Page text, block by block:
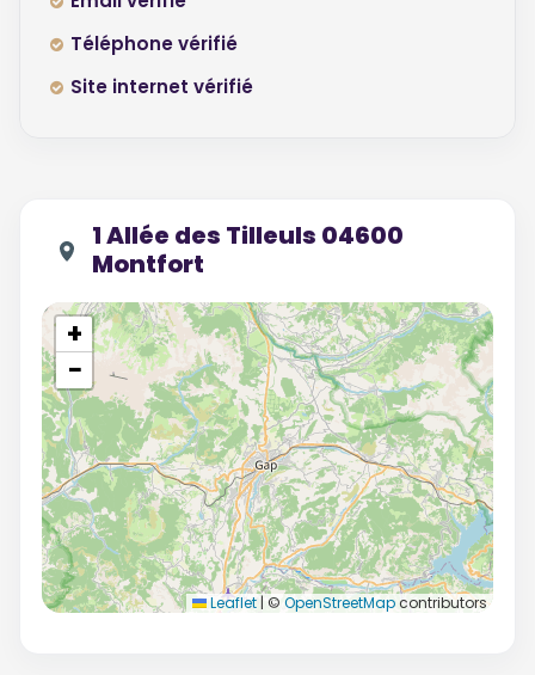
Téléphone vérifié
Site internet vérifié
1 Allée des Tilleuls 04600
Montfort
+
−
Leaflet | © OpenStreetMapcontributors